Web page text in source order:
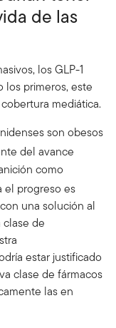
de las
los GLP-1
los primeros, este
mediática.
son obesos
del avance
como
el progreso es
una solución al
de
estar justificado
clase de fármacos
las en